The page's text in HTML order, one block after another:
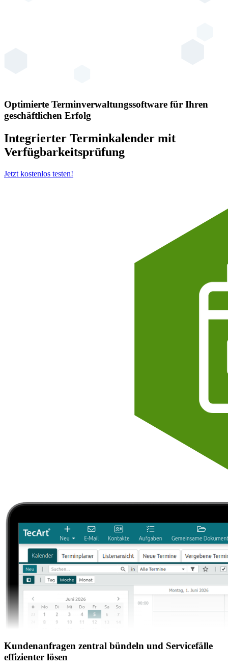
Optimierte Terminverwaltungssoftware für Ihren
geschäftlichen Erfolg
Integrierter Terminkalender mit
Verfügbarkeitsprüfung
Jetzt kostenlos testen!
Kundenanfragen zentral bündeln und Servicefälle
effizienter lösen